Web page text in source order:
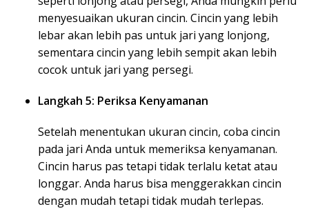
menyesuaikan ukuran cincin. Cincin yang lebih
lebar akan lebih pas untuk jari yang lonjong,
sementara cincin yang lebih sempit akan lebih
cocok untuk jari yang persegi.
Langkah 5: Periksa Kenyamanan
Setelah menentukan ukuran cincin, coba cincin
pada jari Anda untuk memeriksa kenyamanan.
Cincin harus pas tetapi tidak terlalu ketat atau
longgar. Anda harus bisa menggerakkan cincin
dengan mudah tetapi tidak mudah terlepas.